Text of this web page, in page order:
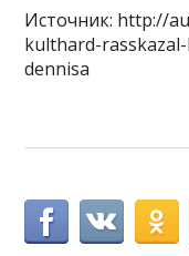
Источник: http://
kulthard-
dennisa